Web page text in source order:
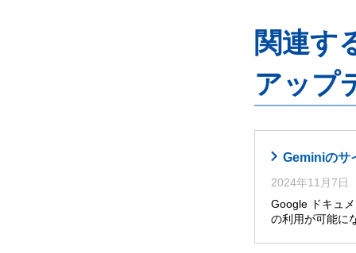
関連す
アップ
Geminiのサ
2024年11月7日
Google ドキュ
の利用が可能に